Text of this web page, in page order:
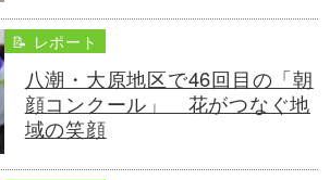
📝 レポート
八潮・大原地区で46回目の「朝
顔コンクール」 花がつなぐ地
域の笑顔